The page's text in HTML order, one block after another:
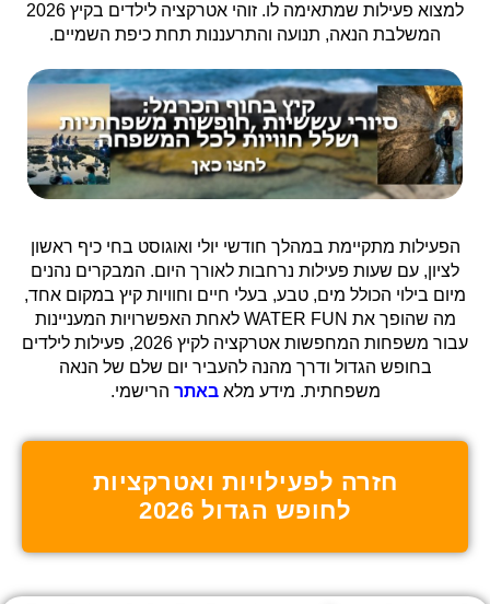
למצוא פעילות שמתאימה לו. זוהי אטרקציה לילדים בקיץ 2026
המשלבת הנאה, תנועה והתרעננות תחת כיפת השמיים.
הפעילות מתקיימת במהלך חודשי יולי ואוגוסט בחי כיף ראשון
לציון, עם שעות פעילות נרחבות לאורך היום. המבקרים נהנים
מיום בילוי הכולל מים, טבע, בעלי חיים וחוויות קיץ במקום אחד,
מה שהופך את WATER FUN לאחת האפשרויות המעניינות
עבור משפחות המחפשות אטרקציה לקיץ 2026, פעילות לילדים
בחופש הגדול ודרך מהנה להעביר יום שלם של הנאה
משפחתית. מידע מלאבאתר הרישמי.
חזרה לפעילויות ואטרקציות
לחופש הגדול 2026